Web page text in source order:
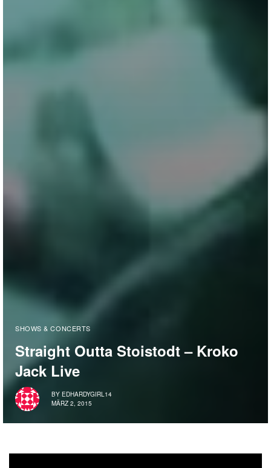
SHOWS & CONCERTS
Straight Outta Stoistodt – Kroko
Jack Live
BY EDHARDYGIRL14
MÄRZ 2, 2015